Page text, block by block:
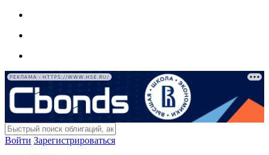
РЕКЛАМА • HTTPS://WWW.HSE.RU/
Войти Зарегистрироваться